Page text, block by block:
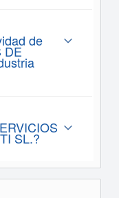
de
DE
SL.?